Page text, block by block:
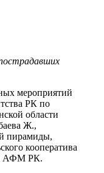
мероприятий
РК по
области
Ж.,
пирамиды,
кооператива
АФМ РК.